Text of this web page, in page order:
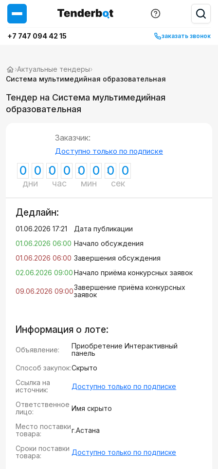
+7 747 094 42 15 заказать звонок
›Актуальные тендеры›
Система мультимедийная образовательная
Тендер на Система мультимедийная
образовательная
Заказчик:
Доступно только по подписке
0 0
дни
0 0
час
0 0
мин
0 0
сек
Дедлайн:
01.06.2026 17:21
Дата публикации
01.06.2026 06:00 Начало обсуждения
01.06.2026 06:00 Завершения обсуждения
02.06.2026 09:00Начало приёма конкурсных заявок
09.06.2026 09:00Завершение приёма конкурсных
заявок
Информация о лоте:
Объявление:
Приобретение Интерактивный
панель
Способ закупок:Скрыто
Ссылка на
источник:
Доступно только по подписке
Ответственное
лицо:
Имя скрыто
Место поставки
товара:
г.Астана
Сроки поставки
товара:
Доступно только по подписке